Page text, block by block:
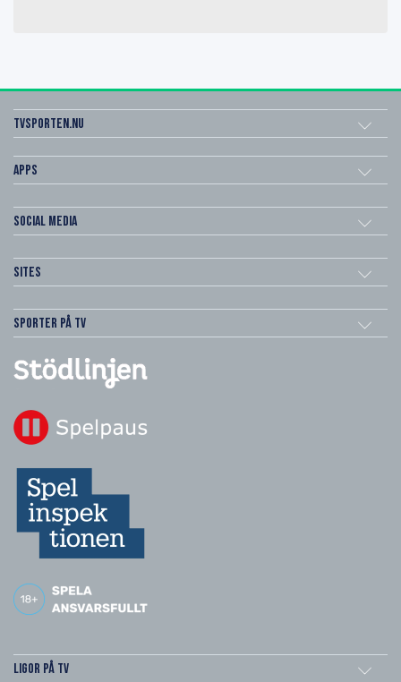
Tvsporten.nu
Apps
Social Media
Sites
Sporter på TV
Ligor på TV